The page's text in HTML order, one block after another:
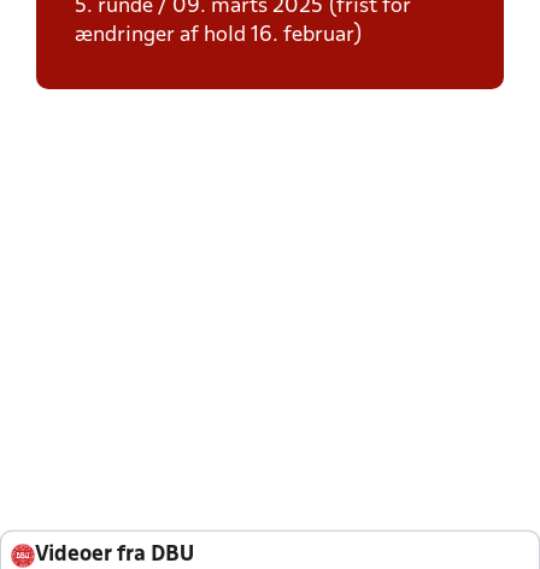
5. runde / 09. marts 2025 (frist for
ændringer af hold 16. februar)
Videoer fra DBU